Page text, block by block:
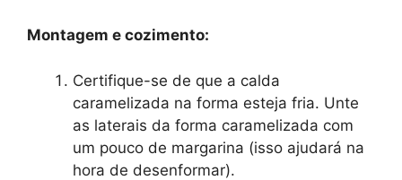
Montagem e cozimento:
Certifique-se de que a calda
caramelizada na forma esteja fria. Unte
as laterais da forma caramelizada com
um pouco de margarina (isso ajudará na
hora de desenformar).